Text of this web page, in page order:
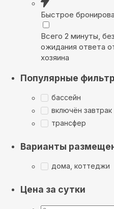
Быстрое
Всего 2 минуты, без
ожидания ответа
хозяина
Популярные
бассейн
включён завтрак
трансфер
Варианты
дома, коттеджи
Цена за сутки